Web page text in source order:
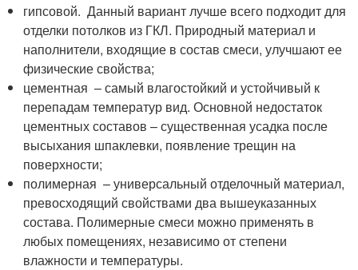
гипсовой. Данный вариант лучше всего подходит для
отделки потолков из ГКЛ. Природный материал и
наполнители, входящие в состав смеси, улучшают ее
физические свойства;
цементная – самый влагостойкий и устойчивый к
перепадам температур вид. Основной недостаток
цементных составов – существенная усадка после
высыхания шпаклевки, появление трещин на
поверхности;
полимерная – универсальный отделочный материал,
превосходящий свойствами два вышеуказанных
состава. Полимерные смеси можно применять в
любых помещениях, независимо от степени
влажности и температуры.